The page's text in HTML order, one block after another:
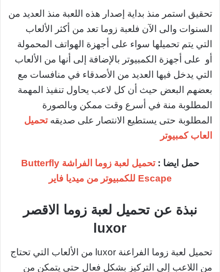
تحقيق استمر منذ بداية إصدار هذه اللعبة منذ العديد من
السنوات والى الآن فلعبة زوما تعد من أكثر الألعاب
التي يتم تحميلها سواء على أجهزة الهواتف المحمولة
أو على أجهزة الكمبيوتر بالإضافة إلى أنها من الألعاب
التي يدخل فيها العديد من الأصدقاء في منافسات مع
بعضهم البعض حيث أن كل لاعب يحاول تنفيذ المهمة
المطلوبة منة في أسرع وقت ممكن وبالصورة
المطلوبة حتى يستطيع الانتصار على صديقهتحميل
العاب كمبيوتر
حمل ايضا :
تحميل لعبة زوما الفراشة Butterfly
Escape للكمبيوتر من ميديا فاير
نبذة عن تحميل لعبة زوما الاقصر
luxor
تحميل لعبة زوما الفراعنة luxor من الألعاب التي تحتاج
من اللاعب إلى التركيز بشكل فعال حتى يتمكن من